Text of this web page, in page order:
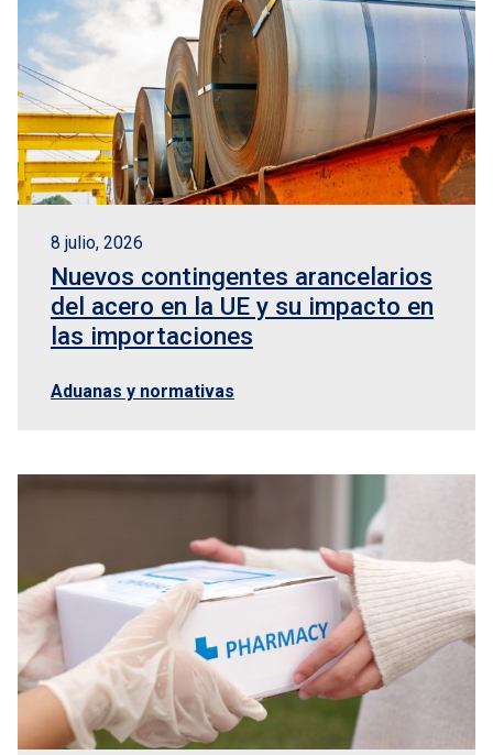
8 julio, 2026
Nuevos contingentes arancelarios
del acero en la UE y su impacto en
las importaciones
Aduanas y normativas